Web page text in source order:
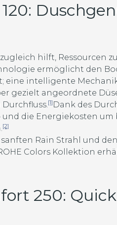
hilft, Ressourcen
ermöglicht den
eine intelligente
gezielt angeordnete
[1] Dank des
und die Energiekosten um
[2]
Rain Strahl und
Colors Kollektion
250: